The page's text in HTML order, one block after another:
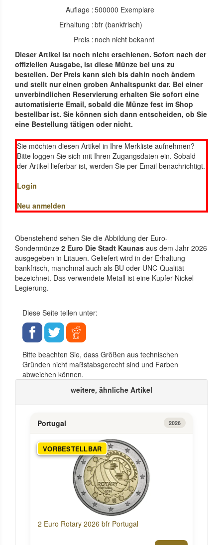
Auflage :500000 Exemplare
Erhaltung :bfr (bankfrisch)
Preis : noch nicht bekannt
Dieser Artikel ist noch nicht erschienen. Sofort nach der
offiziellen Ausgabe, ist diese Münze bei uns zu
bestellen. Der Preis kann sich bis dahin noch ändern
und stellt nur einen groben Anhaltspunkt dar. Bei einer
unverbindlichen Reservierung erhalten Sie sofort eine
automatisierte Email, sobald die Münze fest im Shop
bestellbar ist. Sie können sich dann entscheiden, ob Sie
eine Bestellung tätigen oder nicht.
Sie möchten diesen Artikel in Ihre Merkliste aufnehmen?
Bitte loggen Sie sich mit Ihren Zugangsdaten ein. Sobald
der Artikel lieferbar ist, werden Sie per Email benachrichtigt.
Login
Neu anmelden
Obenstehend sehen Sie die Abbildung der Euro-
Sondermünze 2 Euro Die Stadt Kaunas aus dem Jahr 2026
ausgegeben in Litauen. Geliefert wird in der Erhaltung
bankfrisch, manchmal auch als BU oder UNC-Qualität
bezeichnet. Das verwendete Metall ist eine Kupfer-Nickel
Legierung.
Diese Seite teilen unter:
Bitte beachten Sie, dass Größen aus technischen
Gründen nicht maßstabsgerecht sind und Farben
abweichen können.
weitere, ähnliche Artikel
Portugal 2026
VORBESTELLBAR
2 Euro Rotary 2026 bfr Portugal